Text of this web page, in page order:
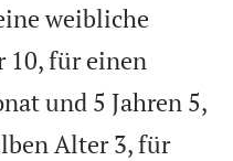
weibliche
10, für einen
und 5 Jahren 5,
Alter 3, für